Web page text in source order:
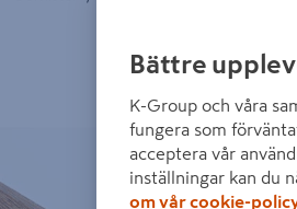
Bättre
K-Group och våra
fungera som
acceptera vår
inställningar kan du
om vår cookie-